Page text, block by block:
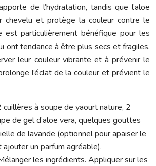
de l’hydratation, tandis que l’aloe
chevelu et protège la couleur contre le
est particulièrement bénéfique pour les
ont tendance à être plus secs et fragiles,
leur couleur vibrante et à prévenir le
l’éclat de la couleur et prévient le
cuillères à soupe de yaourt nature, 2
de gel d’aloe vera, quelques gouttes
de lavande (optionnel pour apaiser le
ajouter un parfum agréable).
les ingrédients. Appliquer sur les